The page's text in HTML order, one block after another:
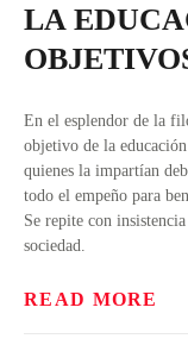
LA
En el esplendor de la
objetivo de la
quienes la impartían
todo el empeño para
Se repite con
sociedad.
READ MORE